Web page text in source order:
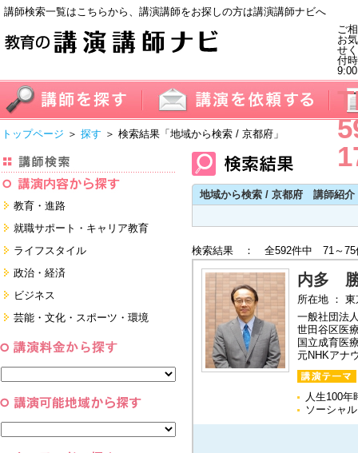
講師検索一覧はこちらから、講演講師をお探しの方は講演講師ナビへ
ご
お
せ
付
トップページ ＞ 探す ＞ 検索結果 「地域から検索 / 京都府」
教育・進路
進学・受験
教員・保護者
すべて
就職サポート・キャリア教育
就職サポートツール対策
面接・ディスカッション・マナー
対策
ライフスタイル
健康・美容・女性・食育
看護・介護・ボランティア
すべて
政治・経済
国際
日本
ビジネス
経営・マーケティング・ファイナ
ンス
コーチング・メンタルヘルス・人
芸能・文化・スポーツ・環境
スポーツ
すべて
地域から検索 / 京都府 講師紹介
検索結果 ： 全592件中 71～75
内多
所在地 ：
一般社団法
世田谷区医
国立成育医
元NHKアナ
人生100年
ソーシャ